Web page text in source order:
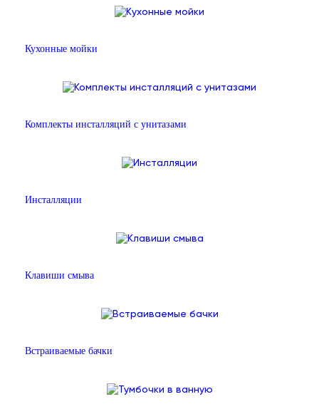
Кухонные мойки
Комплекты инсталляций с унитазами
Инсталляции
Клавиши смыва
Встраиваемые бачки